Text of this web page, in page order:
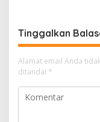
s
i
p
o
s
Tinggalkan
Alamat email Anda
ditandai *